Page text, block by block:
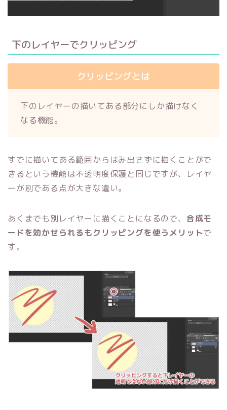
下のレイヤーでクリッピング
クリッピングとは
下のレイヤーの描いてある部分にしか描けなく
なる機能。
すでに描いてある範囲からはみ出さずに描くことがで
きるという機能は不透明度保護と同じですが、レイヤ
ーが別である点が大きな違い。
あくまでも別レイヤーに描くことになるので、 合成モ
ードを効かせられるもクリッピングを使うメリットで
す。